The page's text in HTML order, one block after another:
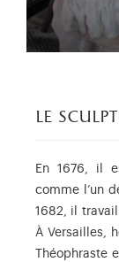
le
En 1676, il
comme l’un
1682, il
À Versailles,
Théophraste